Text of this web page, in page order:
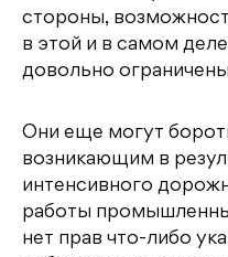
стороны,
в этой и в самом
довольно
Они еще могут
возникающим в
интенсивного
работы
нет прав что-либо